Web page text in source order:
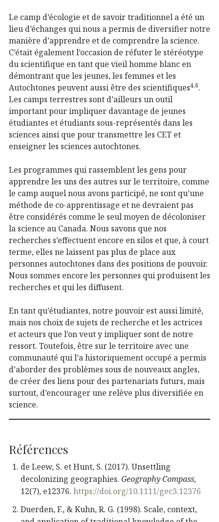
Le camp d’écologie et de savoir traditionnel a été un
lieu d’échanges qui nous a permis de diversifier notre
manière d’apprendre et de comprendre la science.
C’était également l’occasion de réfuter le stéréotype
du scientifique en tant que vieil homme blanc en
démontrant que les jeunes, les femmes et les
Autochtones peuvent aussi être des scientifiques4,6.
Les camps terrestres sont d’ailleurs un outil
important pour impliquer davantage de jeunes
étudiantes et étudiants sous-représentés dans les
sciences ainsi que pour transmettre les CET et
enseigner les sciences autochtones.
Les programmes qui rassemblent les gens pour
apprendre les uns des autres sur le territoire, comme
le camp auquel nous avons participé, ne sont qu’une
méthode de co-apprentissage et ne devraient pas
être considérés comme le seul moyen de décoloniser
la science au Canada. Nous savons que nos
recherches s’effectuent encore en silos et que, à court
terme, elles ne laissent pas plus de place aux
personnes autochtones dans des positions de pouvoir.
Nous sommes encore les personnes qui produisent les
recherches et qui les diffusent.
En tant qu’étudiantes, notre pouvoir est aussi limité,
mais nos choix de sujets de recherche et les actrices
et acteurs que l’on veut y impliquer sont de notre
ressort. Toutefois, être sur le territoire avec une
communauté qui l’a historiquement occupé a permis
d’aborder des problèmes sous de nouveaux angles,
de créer des liens pour des partenariats futurs, mais
surtout, d’encourager une relève plus diversifiée en
science.
Références
de Leew, S. et Hunt, S. (2017). Unsettling
decolonizing geographies. Geography Compass,
12(7), e12376. https://doi.org/10.1111/gec3.12376
Duerden, F., & Kuhn, R. G. (1998). Scale, context,